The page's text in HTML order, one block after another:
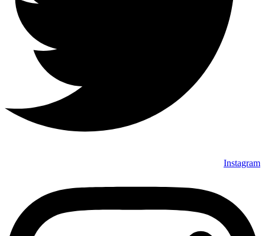
Instagram